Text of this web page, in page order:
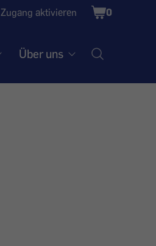
Zugang aktivieren
Shopping
Cart
0
Über uns